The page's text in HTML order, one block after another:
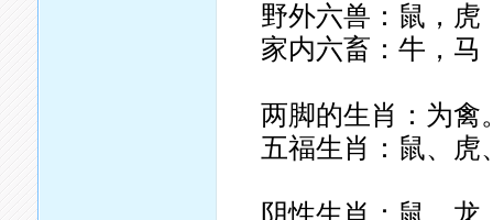
野外六兽：鼠，虎
家内六畜：牛，马
两脚的生肖：为禽
五福生肖：鼠、
阴性生肖：鼠，